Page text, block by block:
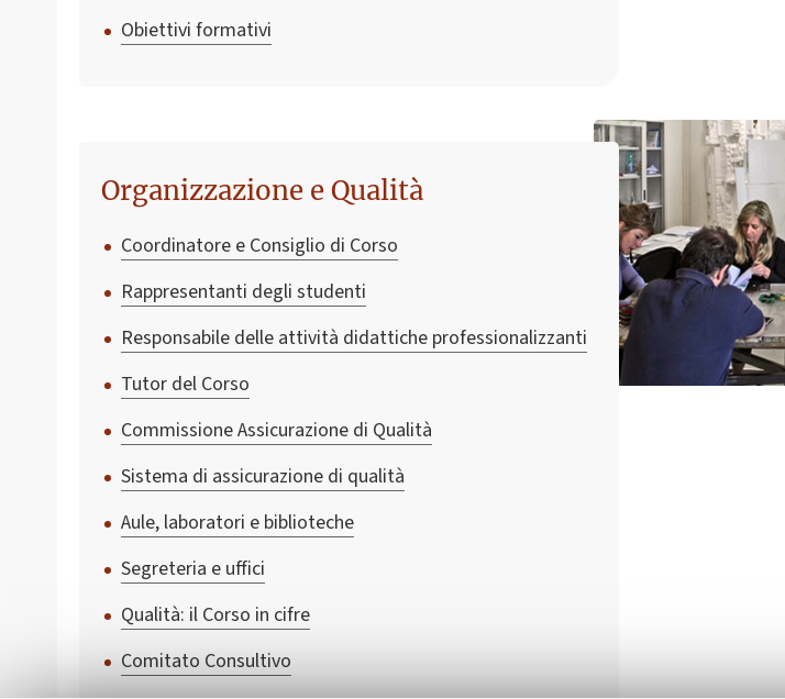
Obiettivi formativi
Organizzazione e Qualità
Coordinatore e Consiglio di Corso
Rappresentanti degli studenti
Responsabile delle attività didattiche professionalizzanti
Tutor del Corso
Commissione Assicurazione di Qualità
Sistema di assicurazione di qualità
Aule, laboratori e biblioteche
Segreteria e uffici
Qualità: il Corso in cifre
Comitato Consultivo